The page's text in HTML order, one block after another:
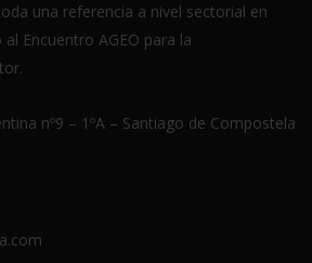
una referencia a nivel sectorial en
Encuentro AGEO para la
nº9 – 1ºA – Santiago de Compostela